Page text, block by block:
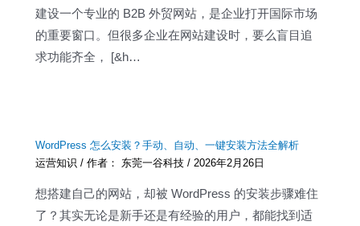
建设一个专业的 B2B 外贸网站，是企业打开国际市场
的重要窗口。但很多企业在网站建设时，要么盲目追
求功能齐全， [&h…
WordPress 怎么安装？手动、自动、一键安装方法全解析
运营知识 / 作者： 东莞一谷科技/ 2026年2月26日
想搭建自己的网站，却被 WordPress 的安装步骤难住
了？其实无论是新手还是有经验的用户，都能找到适